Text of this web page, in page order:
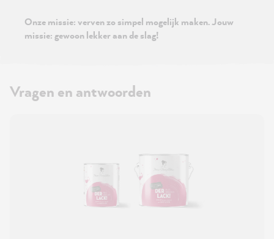
Onze missie: verven zo simpel mogelijk maken. Jouw
missie: gewoon lekker aan de slag!
Vragen en antwoorden